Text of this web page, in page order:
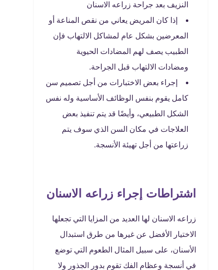
النزيف بعد جراحة زراعه الاسنان
إذا كان المريض يعاني من نقص المناعة أو
المعرضين بشكل عام لمشاكل الالتهاب فإن
الطبيب يصف لهم المضادات الحيوية
ومضادات الالتهاب قبل الجراحة.
إجراء بعض الاختبارات من أجل تصميم سن
كامل يقوم بنفس الوظائف الأساسية وله نفس
الشكل الطبيعي، وأيضًا قد يتم تنفيذ بعض
العلاجات في مكان السن الذي سوف يتم
زراعتها من أجل تهيئة الأنسجة.
اشتراطات إجراء زراعه الاسنان
زراعه الاسنان لها العديد من المزايا التي تجعلها
الاختيار الأفضل عن غيرها من طرق استبدال
الأسنان، على سبيل المثال الطعوم التي توضع
في أنسجة وعظام الفك تقوم بدور الجذور ولا